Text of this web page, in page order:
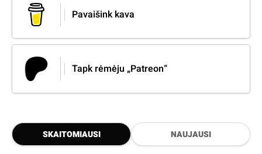
Pavaišink kava
Tapk rėmėju „Patreon“
SKAITOMIAUSI NAUJAUSI